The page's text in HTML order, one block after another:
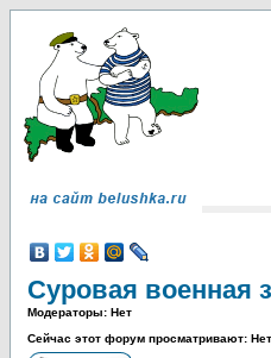
Суровая военная
Модераторы: Нет
Сейчас этот форум просматривают: Нет